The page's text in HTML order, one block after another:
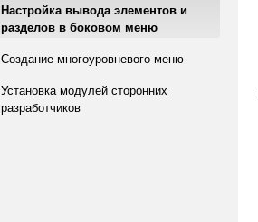
Настройка вывода элементов и
разделов в боковом меню
Создание многоуровневого меню
Установка модулей сторонних
разработчиков